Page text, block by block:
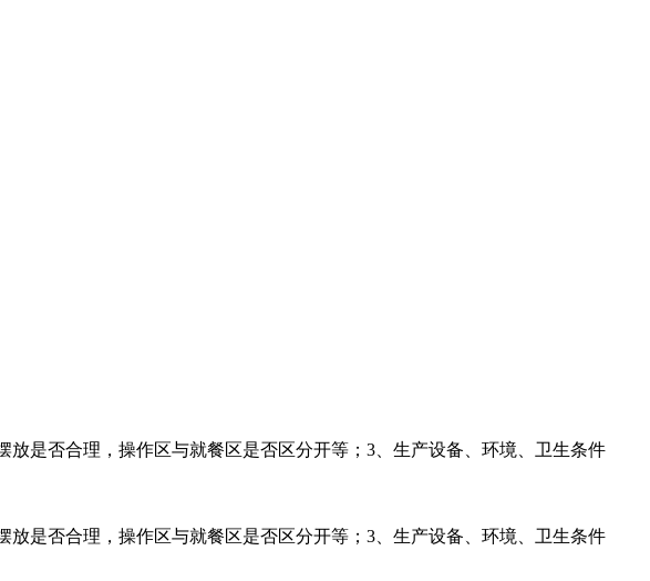
是否合理，操作区与就餐区是否区分开等；3、生产设备、环境、卫生条件
是否合理，操作区与就餐区是否区分开等；3、生产设备、环境、卫生条件